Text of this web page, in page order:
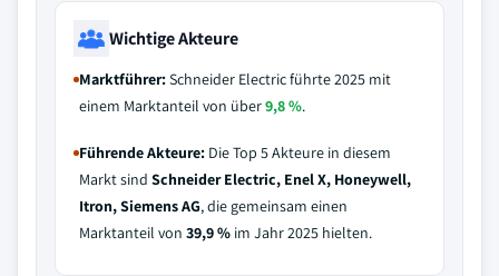
Wichtige Akteure
Marktführer:Schneider Electric führte 2025 mit
einem Marktanteil von über9,8 %.
Führende Akteure: Die Top 5 Akteure in diesem
Markt sind Schneider Electric, Enel X, Honeywell,
Itron, Siemens AG, die gemeinsam einen
Marktanteil von 39,9 % im Jahr 2025 hielten.